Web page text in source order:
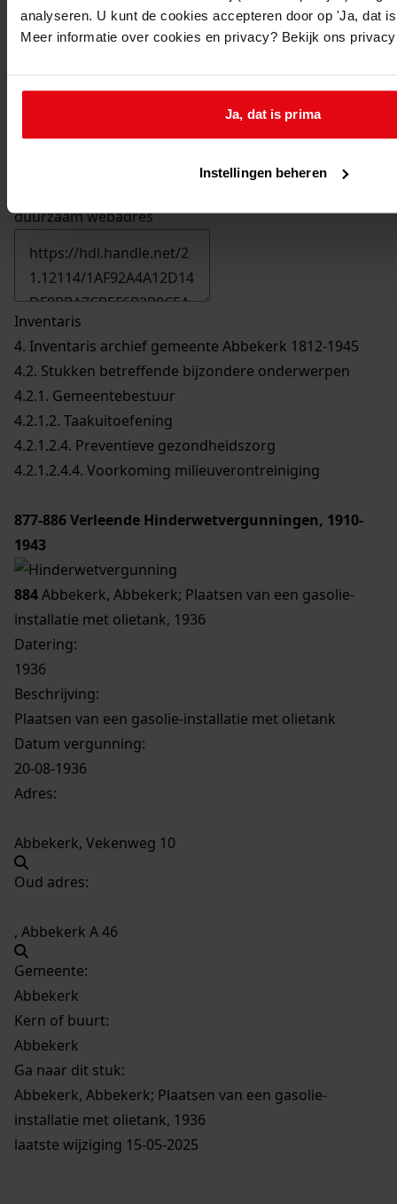
analyseren. U kunt de cookies accepteren door op 'Ja, dat
Meer informatie over cookies en privacy? Bekijk ons
Ja, dat is prima
Instellingen beheren
duurzaam webadres
Inventaris
4. Inventaris archief gemeente Abbekerk 1812-1945
4.2. Stukken betreffende bijzondere onderwerpen
4.2.1. Gemeentebestuur
4.2.1.2. Taakuitoefening
4.2.1.2.4. Preventieve gezondheidszorg
4.2.1.2.4.4. Voorkoming milieuverontreiniging
877-886Verleende Hinderwetvergunningen, 1910-
1943
884Abbekerk, Abbekerk; Plaatsen van een gasolie-
installatie met olietank, 1936
Datering:
1936
Beschrijving:
Plaatsen van een gasolie-installatie met olietank
Datum vergunning:
20-08-1936
Adres:
Abbekerk, Vekenweg 10
Oud adres:
, Abbekerk A 46
Gemeente:
Abbekerk
Kern of buurt:
Abbekerk
Ga naar dit stuk:
Abbekerk, Abbekerk; Plaatsen van een gasolie-
installatie met olietank, 1936
laatste wijziging 15-05-2025